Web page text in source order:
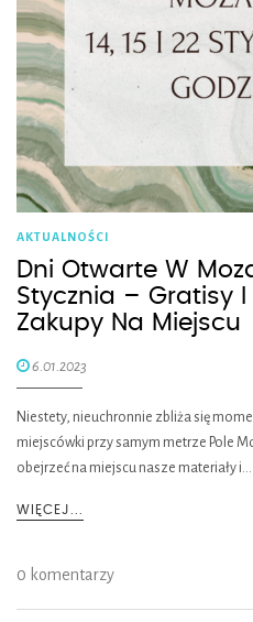
AKTUALNOŚCI
Dni Otwarte W
Stycznia – Gratisy
Zakupy Na Miejscu
6.01.2023
Niestety, nieuchronnie zbliża się
miejscówki przy samym metrze Pole
obejrzeć na miejscu nasze materiały i…
WIĘCEJ...
0 komentarzy